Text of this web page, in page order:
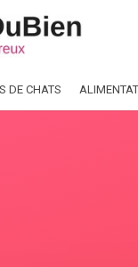
DE CHATS